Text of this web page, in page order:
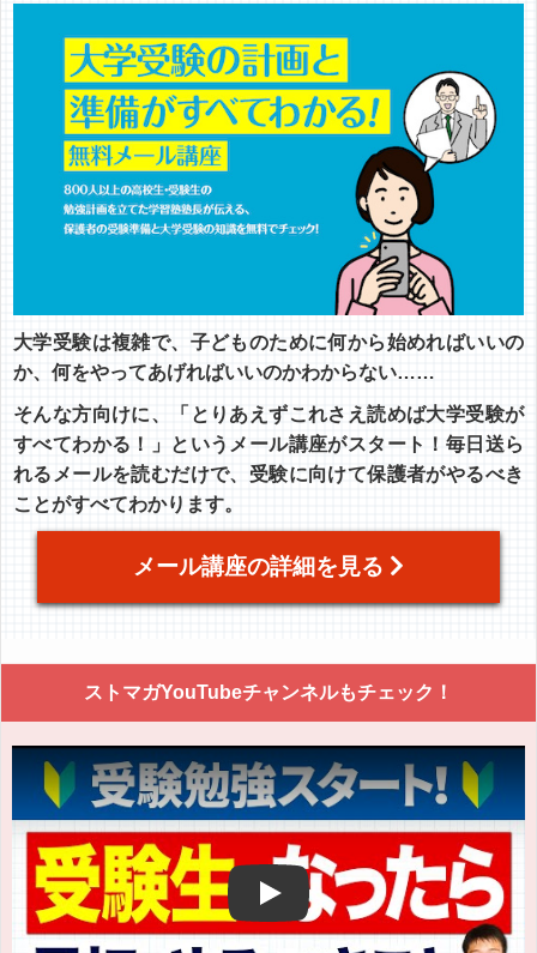
大学受験は複雑で、子どものために何から始めればいいの
か、何をやってあげればいいのかわからない……
そんな方向けに、「とりあえずこれさえ読めば大学受験が
すべてわかる！」というメール講座がスタート！毎日送ら
れるメールを読むだけで、受験に向けて保護者がやるべき
ことがすべてわかります。
メール講座の詳細を見る
ストマガYouTubeチャンネルもチェック！
Play